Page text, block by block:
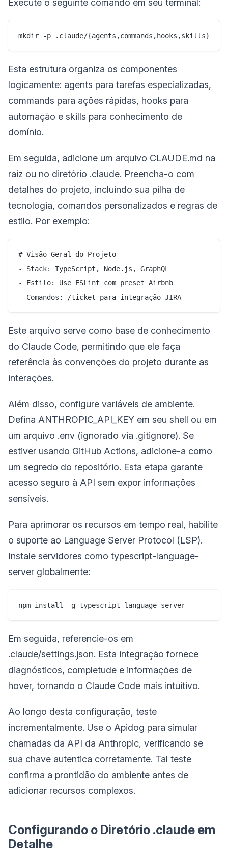
Esta estrutura organiza os componentes
logicamente: agents para tarefas especializadas,
commands para ações rápidas, hooks para
automação e skills para conhecimento de
domínio.
Em seguida, adicione um arquivo CLAUDE.md na
raiz ou no diretório .claude. Preencha-o com
detalhes do projeto, incluindo sua pilha de
tecnologia, comandos personalizados e regras de
estilo. Por exemplo:
# Visão Geral do Projeto
- Stack: TypeScript, Node.js, GraphQL
- Estilo: Use ESLint com preset Airbnb
Este arquivo serve como base de conhecimento
do Claude Code, permitindo que ele faça
referência às convenções do projeto durante as
interações.
Além disso, configure variáveis de ambiente.
Defina ANTHROPIC_API_KEY em seu shell ou em
um arquivo .env (ignorado via .gitignore). Se
estiver usando GitHub Actions, adicione-a como
um segredo do repositório. Esta etapa garante
acesso seguro à API sem expor informações
sensíveis.
Para aprimorar os recursos em tempo real, habilite
o suporte ao Language Server Protocol (LSP).
Instale servidores como typescript-language-
server globalmente:
Em seguida, referencie-os em
.claude/settings.json. Esta integração fornece
diagnósticos, completude e informações de
hover, tornando o Claude Code mais intuitivo.
Ao longo desta configuração, teste
incrementalmente. Use o Apidog para simular
chamadas da API da Anthropic, verificando se
sua chave autentica corretamente. Tal teste
confirma a prontidão do ambiente antes de
adicionar recursos complexos.
Configurando o Diretório .claude em
Detalhe